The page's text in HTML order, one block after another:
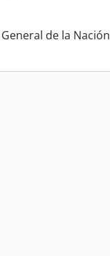
de la Nación